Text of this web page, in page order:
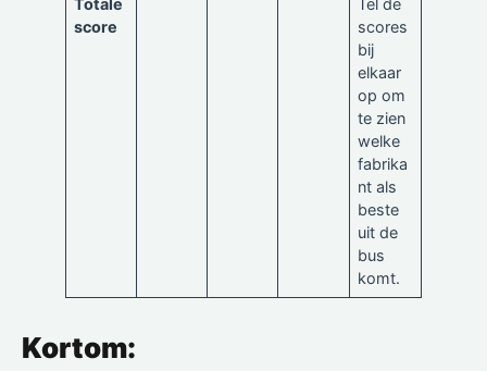
Totale
score
Tel de
scores
bij
elkaar
op om
te zien
welke
fabrika
nt als
beste
uit de
bus
komt.
Kortom: